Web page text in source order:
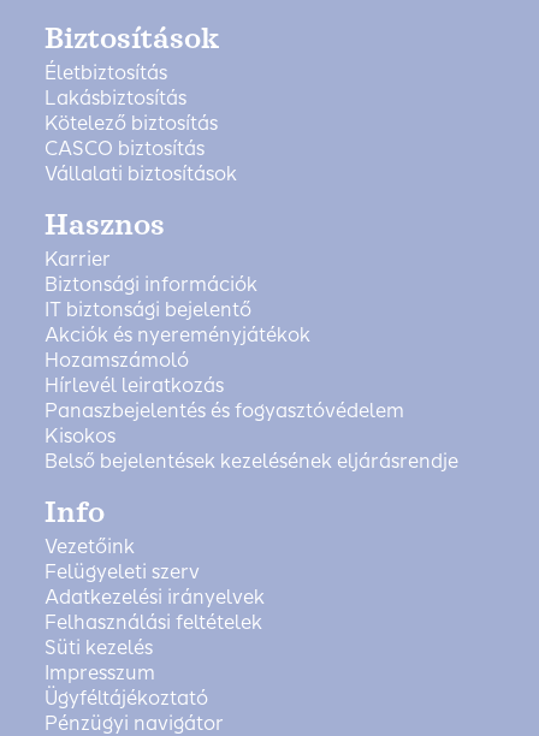
Biztosítások
Életbiztosítás
Lakásbiztosítás
Kötelező biztosítás
CASCO biztosítás
Vállalati biztosítások
Hasznos
Karrier
Biztonsági információk
IT biztonsági bejelentő
Akciók és nyereményjátékok
Hozamszámoló
Hírlevél leiratkozás
Panaszbejelentés és fogyasztóvédelem
Kisokos
Belső bejelentések kezelésének eljárásrendje
Info
Vezetőink
Felügyeleti szerv
Adatkezelési irányelvek
Felhasználási feltételek
Süti kezelés
Impresszum
Ügyféltájékoztató
Pénzügyi navigátor